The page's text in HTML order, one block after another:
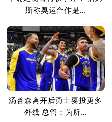
斯称奥运合作是...
汤普森离开后勇士要投更多
外线 总管：为所...